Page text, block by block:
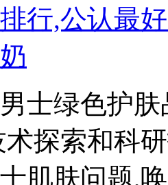
士绿色护
探索和科
肌肤问题,